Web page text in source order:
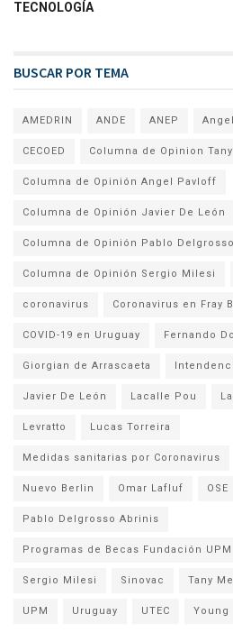
TECNOLOGÍA
BUSCAR POR TEMA
AMEDRIN ANDE ANEP
CECOED Columna de Opinion
Columna de Opinión Angel Pavloff
Columna de Opinión Javier De León
Columna de Opinión Pablo Delgrosso
Columna de Opinión Sergio Milesi
coronavirus Coronavirus en Fray
COVID-19 en Uruguay Fernando
Giorgian de Arrascaeta
Javier De León Lacalle Pou
Levratto Lucas Torreira
Medidas sanitarias por Coronavirus
Nuevo Berlin Omar Lafluf OSE
Pablo Delgrosso Abrinis
Programas de Becas Fundación UPM
Sergio Milesi Sinovac Tany
UPM Uruguay UTEC Young